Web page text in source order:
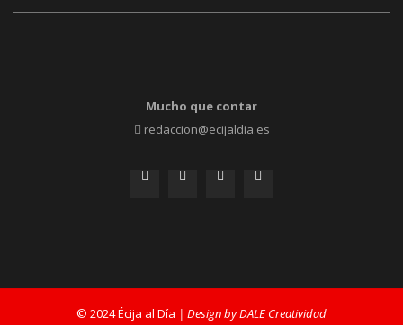
Mucho que contar
redaccion@ecijaldia.es
© 2024 Écija al Día | Design by DALE Creatividad